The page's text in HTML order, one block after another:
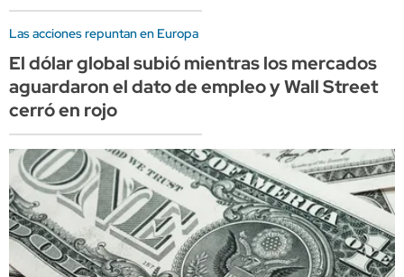
Las acciones repuntan en Europa
El dólar global subió mientras los mercados
aguardaron el dato de empleo y Wall Street
cerró en rojo